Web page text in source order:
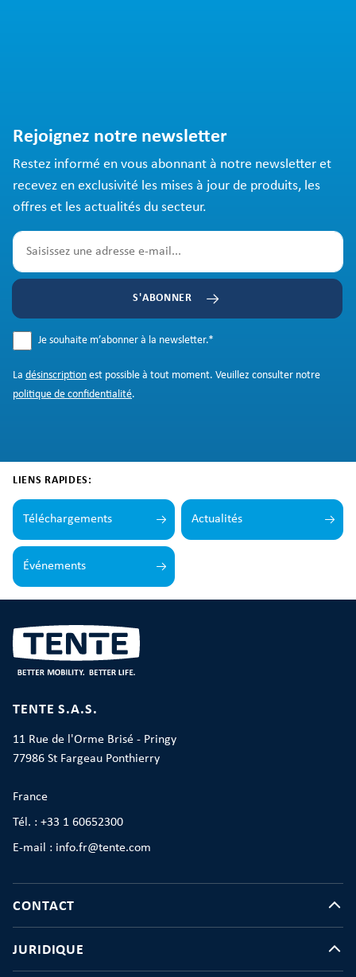
Rejoignez notre newsletter
Restez informé en vous abonnant à notre newsletter et
recevez en exclusivité les mises à jour de produits, les
offres et les actualités du secteur.
S'ABONNER
Je souhaite m’abonner à la newsletter.*
La désinscription est possible à tout moment. Veuillez consulter notre
politique de confidentialité.
LIENS RAPIDES:
Téléchargements Actualités
Événements
TENTE S.A.S.
11 Rue de l'Orme Brisé - Pringy
77986 St Fargeau Ponthierry
France
Tél. : +33 1 60652300
E-mail : info.fr@tente.com
CONTACT
JURIDIQUE